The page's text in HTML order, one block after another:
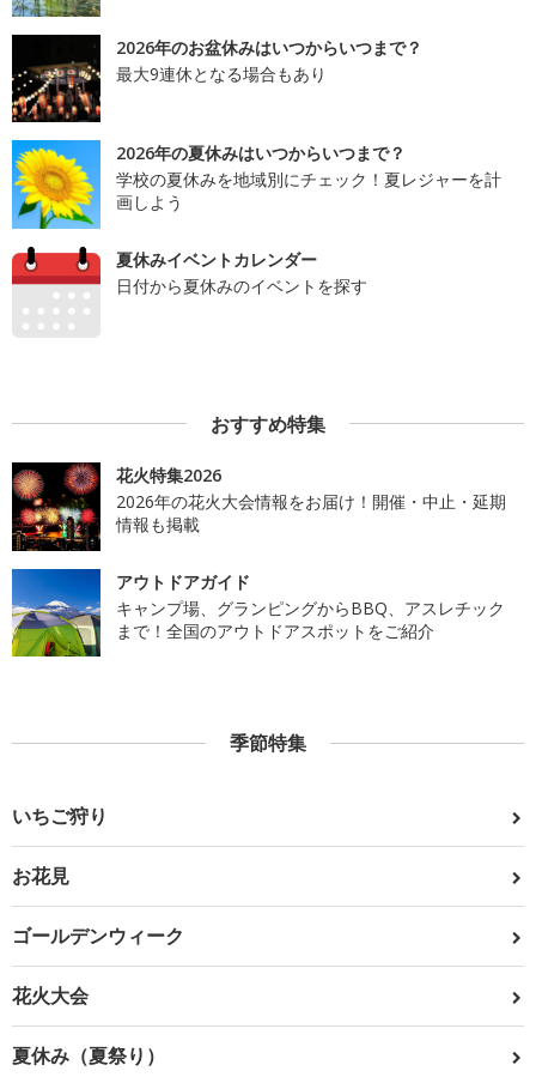
2026年のお盆休みはいつからいつまで？
最大9連休となる場合もあり
2026年の夏休みはいつからいつまで？
学校の夏休みを地域別にチェック！夏レジャーを計
画しよう
夏休みイベントカレンダー
日付から夏休みのイベントを探す
おすすめ特集
花火特集2026
2026年の花火大会情報をお届け！開催・中止・延期
情報も掲載
アウトドアガイド
キャンプ場、グランピングからBBQ、アスレチック
まで！全国のアウトドアスポットをご紹介
季節特集
いちご狩り
お花見
ゴールデンウィーク
花火大会
夏休み（夏祭り）